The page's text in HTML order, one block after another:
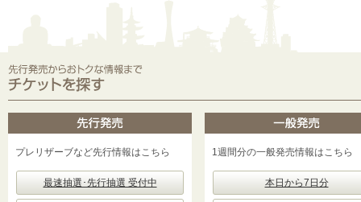
プレリザーブなど先行情報はこちら
最速抽選･先行抽選 受付中
1週間分の一般発売情報はこちら
本日から7日分